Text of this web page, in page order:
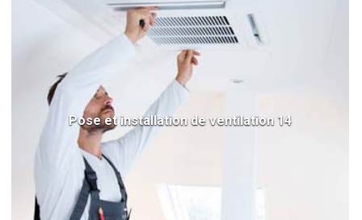
Pose et installation de ventilation 14